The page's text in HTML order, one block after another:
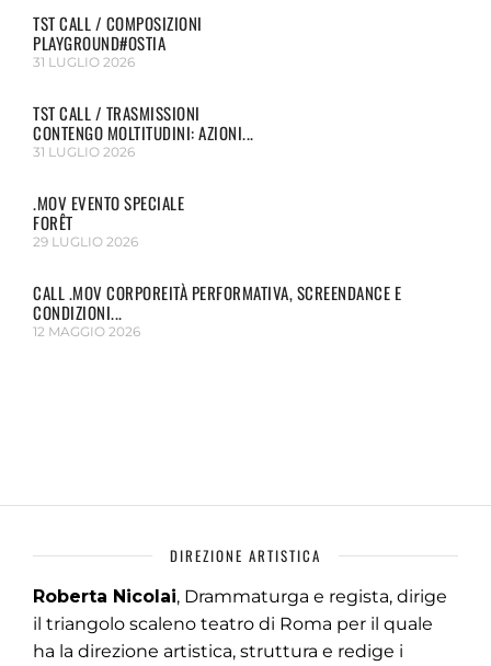
TST CALL / COMPOSIZIONI
PLAYGROUND#OSTIA
31 LUGLIO 2026
TST CALL / TRASMISSIONI
CONTENGO MOLTITUDINI: AZIONI...
31 LUGLIO 2026
.MOV EVENTO SPECIALE
FORÊT
29 LUGLIO 2026
CALL .MOV CORPOREITÀ PERFORMATIVA, SCREENDANCE E
CONDIZIONI...
12 MAGGIO 2026
DIREZIONE ARTISTICA
Roberta Nicolai, Drammaturga e regista, dirige
il triangolo scaleno teatro di Roma per il quale
ha la direzione artistica, struttura e redige i